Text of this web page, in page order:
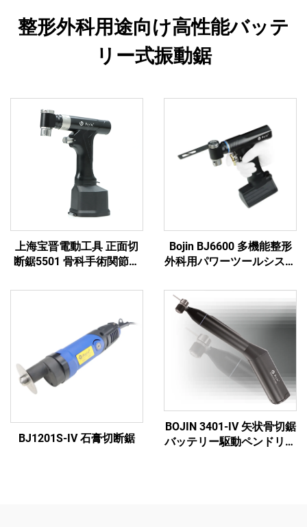
整形外科用途向け高性能バッテ
リー式振動鋸
上海宝晋電動工具 正面切
断鋸5501 骨科手術関節外
Bojin BJ6600 多機能整形
外科用パワーツールシステ
ドリル・ソー・ドライバー
（外傷および関節手術用）
BJ1201S-IV 石膏切断鋸
BOJIN 3401-IV 矢状骨切鋸
バッテリー駆動ペンドリル